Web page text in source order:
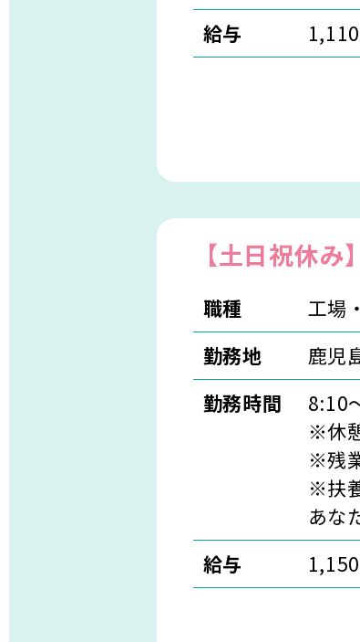
給与
【土日祝休
職種
工場
勤務地
鹿児
勤務時間
8:10
※休
※残
※扶
あな
給与